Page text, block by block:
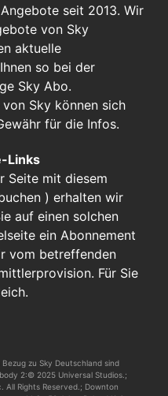
seit 2013. Wir
von Sky
aktuelle
so bei der
Sky Abo.
Sky können sich
für die Infos.
Links
Seite mit diesem
) erhalten wir
auf einen solchen
ein Abonnement
vom betreffenden
Für Sie
zu Sky Deutschland sind
2:© 2025 Universal Studios.;
All Rights Reserved.; Downton